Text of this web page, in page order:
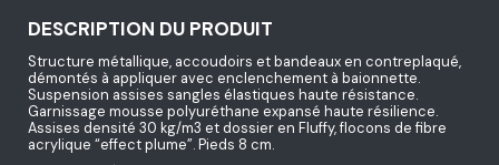
DESCRIPTION DU PRODUIT
Structure métallique, accoudoirs et bandeaux en contreplaqué,
démontés à appliquer avec enclenchement à baionnette.
Suspension assises sangles élastiques haute résistance.
Garnissage mousse polyuréthane expansé haute résilience.
Assises densité 30 kg/m3 et dossier en Fluffy, flocons de fibre
acrylique “effect plume”. Pieds 8 cm.